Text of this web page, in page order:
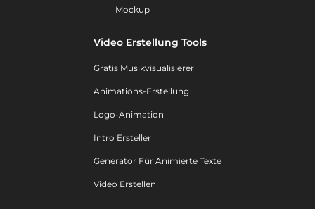
Mockup
Video Erstellung Tools
Gratis Musikvisualisierer
Animations-Erstellung
Logo-Animation
Intro Ersteller
Generator Für Animierte Texte
Video Erstellen